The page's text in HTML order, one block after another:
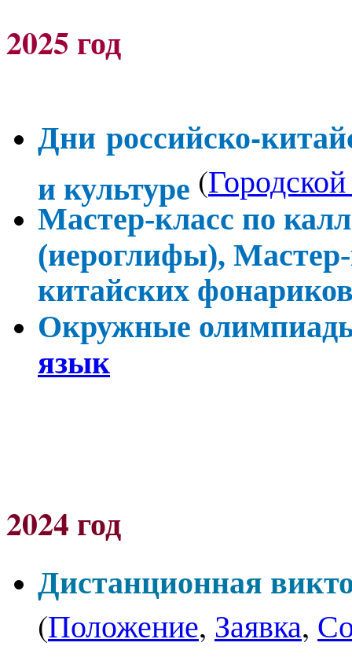
2025 год
Дни российско-
и культуре (
Мастер-класс по
(иероглифы),
китайских
Окружные
язык
2024 год
Дистанционная
(Положение, Заявка,